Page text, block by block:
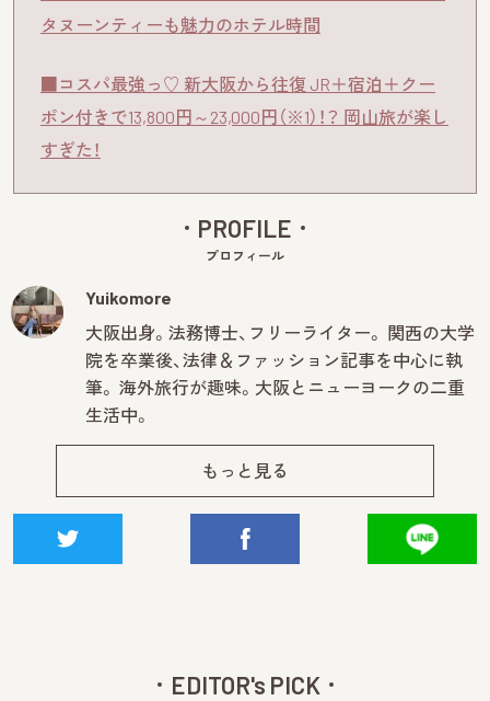
タヌーンティーも魅力のホテル時間
■コスパ最強っ♡ 新大阪から往復 JR＋宿泊＋クー
ポン付きで13,800円～23,000円（※1）！？ 岡山旅が楽し
すぎた！
PROFILE
プロフィール
Yuikomore
大阪出身。法務博士、フリーライター。 関西の大学
院を卒業後、法律＆ファッション記事を中心に執
筆。 海外旅行が趣味。大阪とニューヨークの二重
生活中。
もっと見る
EDITOR's PICK